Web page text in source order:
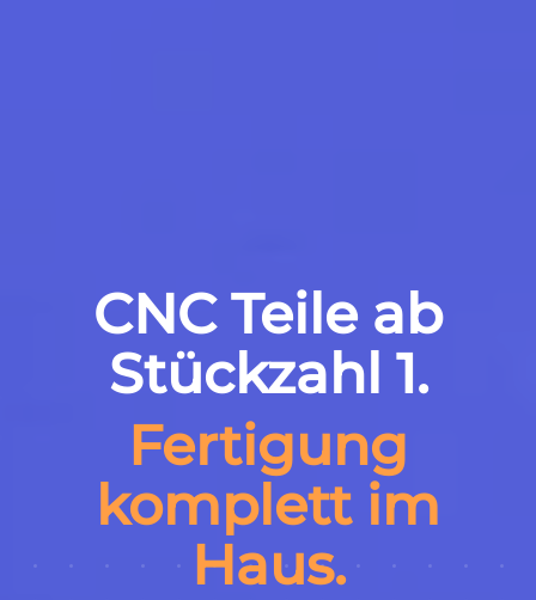
CNC Teile ab
Stückzahl 1.
Fertigung
komplett im
Haus.